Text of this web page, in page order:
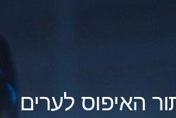
האיפוס לערים